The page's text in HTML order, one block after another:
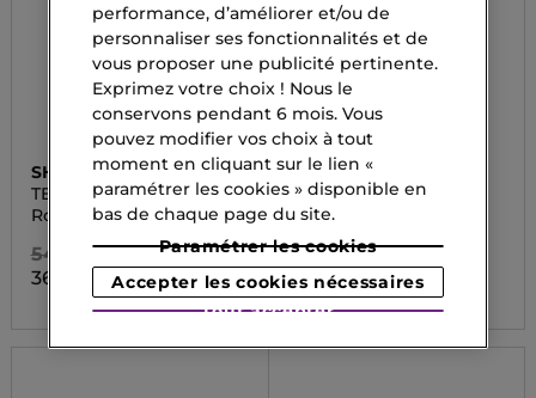
SHISEIDO
TECHNOSATIN GEL
LIPSTICK
Rouge à lèvres
54,90 CHF
36,80 CHF
CLINIQUE
CL POP LONGW
Longwear Lipstick
38,90 CHF
26,05 CHF
performance, d’améliorer et/ou de
personnaliser ses fonctionnalités et de
vous proposer une publicité pertinente.
Exprimez votre choix ! Nous le
conservons pendant 6 mois. Vous
pouvez modifier vos choix à tout
moment en cliquant sur le lien «
paramétrer les cookies » disponible en
bas de chaque page du site.
Paramétrer les cookies
Accepter les cookies nécessaires
Tout accepter